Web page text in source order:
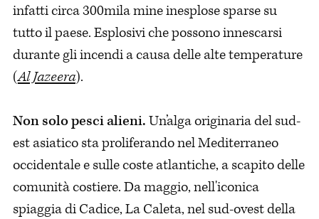
infatti circa 300mila mine inesplose sparse su
tutto il paese. Esplosivi che possono innescarsi
durante gli incendi a causa delle alte temperature
(Al Jazeera).
Non solo pesci alieni.Un’alga originaria del sud-
est asiatico sta proliferando nel Mediterraneo
occidentale e sulle coste atlantiche, a scapito delle
comunità costiere. Da maggio, nell'iconica
spiaggia di Cadice, La Caleta, nel sud-ovest della